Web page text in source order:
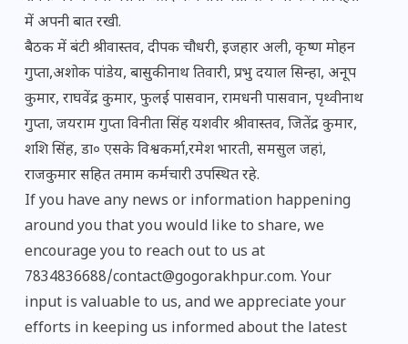
में अपनी बात रखी.
बैठक में बंटी श्रीवास्तव, दीपक चौधरी, इजहार अली, कृष्ण मोहन
गुप्ता,अशोक पांडेय, बासुकीनाथ तिवारी, प्रभु दयाल सिन्हा, अनूप
कुमार, राघवेंद्र कुमार, फुलई पासवान, रामधनी पासवान, पृथ्वीनाथ
गुप्ता, जयराम गुप्ता विनीता सिंह यशवीर श्रीवास्तव, जितेंद्र कुमार,
शशि सिंह, डा० एसके विश्वकर्मा,रमेश भारती, समसुल जहां,
राजकुमार सहित तमाम कर्मचारी उपस्थित रहे.
If you have any news or information happening
around you that you would like to share, we
encourage you to reach out to us at
7834836688/contact@gogorakhpur.com. Your
input is valuable to us, and we appreciate your
efforts in keeping us informed about the latest